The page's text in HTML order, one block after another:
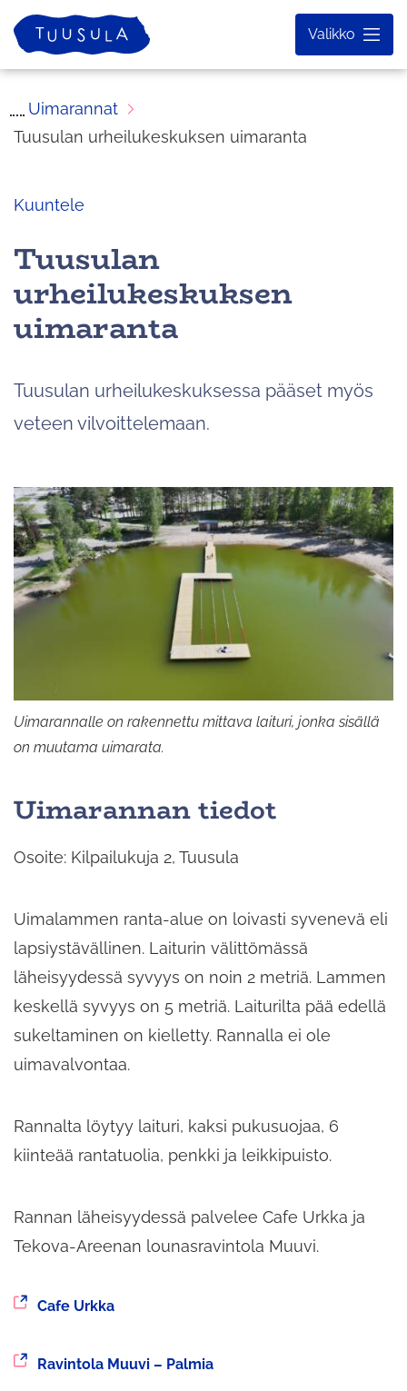
Siirry
sisältöön
Etusivu
Valikko
Uimarannat
Tuusulan urheilukeskuksen uimaranta
Kuuntele
Tuusulan
urheilukeskuksen
uimaranta
Tuusulan urheilukeskuksessa pääset myös
veteen vilvoittelemaan.
Uimarannalle on rakennettu mittava laituri, jonka sisällä
on muutama uimarata.
Uimarannan tiedot
Osoite: Kilpailukuja 2, Tuusula
Uimalammen ranta-alue on loivasti syvenevä eli
lapsiystävällinen. Laiturin välittömässä
läheisyydessä syvyys on noin 2 metriä. Lammen
keskellä syvyys on 5 metriä. Laiturilta pää edellä
sukeltaminen on kielletty. Rannalla ei ole
uimavalvontaa.
Rannalta löytyy laituri, kaksi pukusuojaa, 6
kiinteää rantatuolia, penkki ja leikkipuisto.
Rannan läheisyydessä palvelee Cafe Urkka ja
Tekova-Areenan lounasravintola Muuvi.
Siirryt
palveluun
Cafe Urkka
SiirrytRavintola Muuvi – Palmia